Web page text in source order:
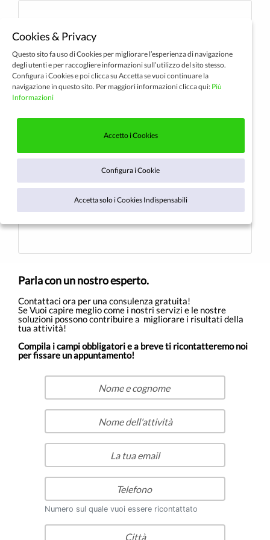
Parla con un nostro esperto.
Contattaci ora per una consulenza gratuita!
Se Vuoi capire meglio come i nostri servizi e le nostre
soluzioni possono contribuire a migliorare i risultati della
tua attività!
Compila i campi obbligatori e a breve ti ricontatteremo noi
per fissare un appuntamento!
Numero sul quale vuoi essere ricontattato
Cookies & Privacy
Questo sito fa uso di Cookies per migliorare l’esperienza di navigazione
degli utenti e per raccogliere informazioni sull’utilizzo del sito stesso.
Configura i Cookies e poi clicca su Accetta se vuoi continuare la
navigazione in questo sito. Per maggiori informazioni clicca qui: Più
Informazioni
Accetto i Cookies
Configura i Cookie
Accetta solo i Cookies Indispensabili